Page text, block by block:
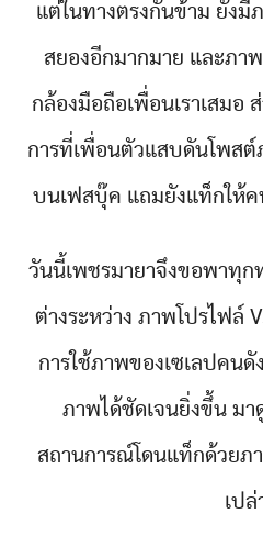
แต่ในทางตรงกันข้าม ยังมี
สยองอีกมากมาย และภา
กล้องมือถือเพื่อนเราเสมอ
การที่เพื่อนตัวแสบดันโพสต์
บนเฟสบุ๊ค แถมยังแท็กให้ค
วันนี้เพชรมายาจึงขอพาทุ
ต่างระหว่าง ภาพโปรไฟล์
การใช้ภาพของเซเลปคน
ภาพได้ชัดเจนยิ่งขึ้น มา
สถานการณ์โดนแท็กด้วยภ
เปล่